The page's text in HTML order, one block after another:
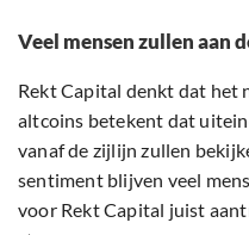
Veel mensen zullen aan
Rekt Capital denkt dat het
altcoins betekent dat
vanaf de zijlijn zullen
sentiment blijven veel
voor Rekt Capital juist